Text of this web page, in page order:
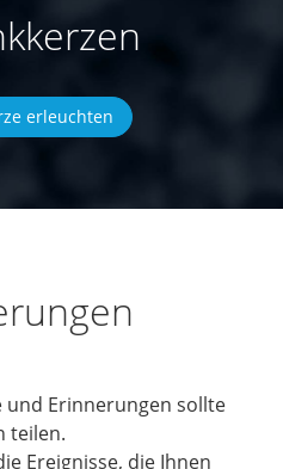
erleuchten
und Erinnerungen sollte
teilen.
Ereignisse, die Ihnen